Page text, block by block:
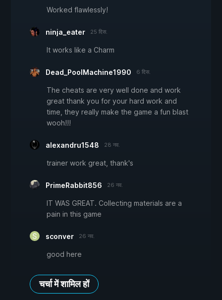
Worked flawlessly!
ninja_eater 25 दिस.
It works like a Charm
Dead_PoolMachine1990 6 दिस.
The cheats are very well done and work
great thank you for your hard work and
time, they really make the game a fun blast
wooh!!!
alexandru1548 28 नव.
trainer work great, thank's
PrimeRabbit856 26 नव.
IT WAS GREAT. Collecting materials are a
pain in this game
sconver 26 नव.
good here
चर्चा में शामिल हों